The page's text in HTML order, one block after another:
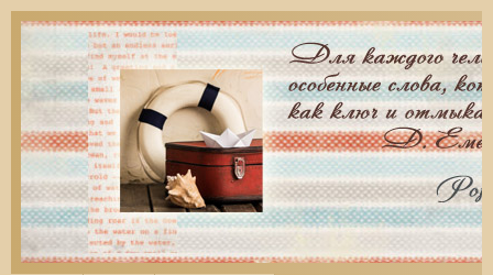
Перейти к основному содержанию